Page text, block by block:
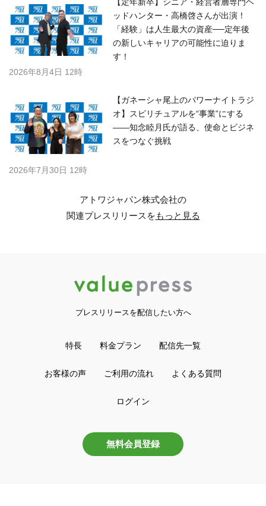
【定年新卒】シニア・経営者層専門ヘ
ッドハンター・高橋啓さんが出演！
「経験」は人生最大の資産──定年後
の新しいキャリアの可能性に迫りま
す！
2026年8月4日 12時
【ガネーシャ尾上のパワーナイトラジ
オ】スピリチュアルを“事業”にする
――知念睦月氏が語る、使命とビジネ
スをつなぐ挑戦
2026年7月30日 12時
アトワジャパン株式会社の
関連プレスリリースをもっと見る
プレスリリースを配信したい方へ
特長 料金プラン 配信先一覧
お客様の声 ご利用の流れ よくある質問
ログイン
無料会員登録